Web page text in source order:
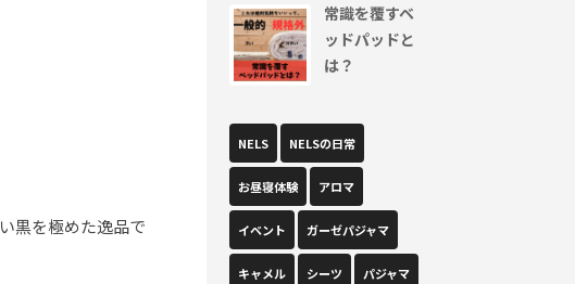
黒を極めた逸品で
常識を覆すベ
ッドパッドと
は？
NELS NELSの日常
お昼寝体験 アロマ
イベント ガーゼパジャマ
キャメル シーツ パジャマ